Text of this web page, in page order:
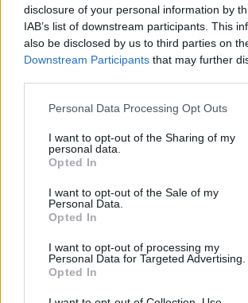
disclosure of your personal information by
IAB’s list of downstream participants. This
also be disclosed by us to third parties on
Downstream Participants that may further
Personal Data Processing Opt Outs
I want to opt-out of the Sharing of my
personal data.
Opted In
I want to opt-out of the Sale of my
Personal Data.
Opted In
I want to opt-out of processing my
Personal Data for Targeted Advertising.
Opted In
Labiausiai įsiminęs
patekimas į Europos
G. Morkūnas Lietuvos rinktinės
vilkėjo 87 rungtynėse, per jas
pelnė 9 įvarčius.
„Labai truks emocijos giedant
draugais, su kuriai praeita tiek
pat labai truks, kaip ir pilnų